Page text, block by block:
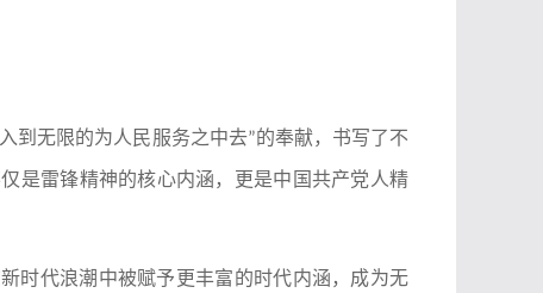
到无限的为人民服务之中去”的奉献，书写了不
是雷锋精神的核心内涵，更是中国共产党人精
时代浪潮中被赋予更丰富的时代内涵，成为无